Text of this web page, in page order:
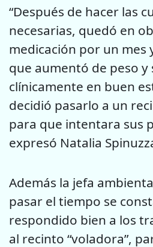
“Después de hacer las
necesarias, quedó en
medicación por un mes
que aumentó de peso y
clínicamente en buen
decidió pasarlo a un
para que intentara sus
expresó Natalia
Además la jefa
pasar el tiempo se
respondido bien a los
al recinto “voladora”,